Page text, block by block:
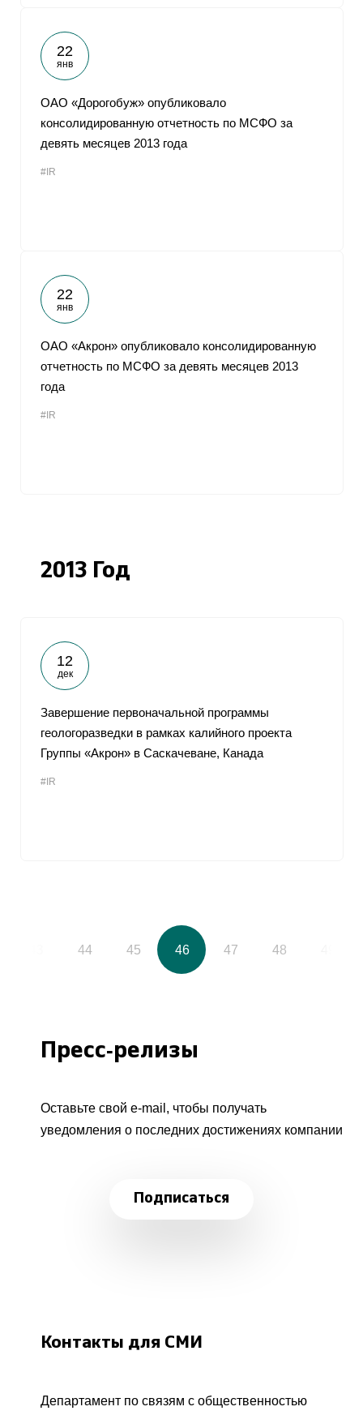
22
янв
ОАО «Дорогобуж» опубликовало
консолидированную отчетность по МСФО за
девять месяцев 2013 года
#IR
22
янв
ОАО «Акрон» опубликовало консолидированную
отчетность по МСФО за девять месяцев 2013
года
#IR
2013 Год
12
дек
Завершение первоначальной программы
геологоразведки в рамках калийного проекта
Группы «Акрон» в Саскачеване, Канада
#IR
44 45 46 47 48
Пресс-релизы
Оставьте свой e-mail, чтобы получать
уведомления о последних достижениях компании
Подписаться
Контакты для СМИ
Департамент по связям с общественностью